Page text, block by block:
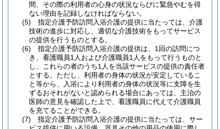
間、その際の利用者の心身の状況ならびに緊急やむを得
ない理由を記録しなければならない。
(5)
指定介護予防訪問入浴介護の提供に当たっては、介護
技術の進歩に対応し、適切な介護技術をもってサービス
の提供を行うものとする。
(6)
指定介護予防訪問入浴介護の提供は、1回の訪問につ
き、看護職員1人および介護職員1人をもって行うものと
し、これらの者のうち1人を当該サービスの提供の責任者
とする。 ただし、利用者の身体の状況が安定しているこ
と等から、入浴により利用者の身体の状況等に支障を生
ずるおそれがないと認められる場合にあっては、主治の
医師の意見を確認した上で、看護職員に代えて介護職員
を充てることができる。
(7)
指定介護予防訪問入浴介護の提供に当たっては、サー